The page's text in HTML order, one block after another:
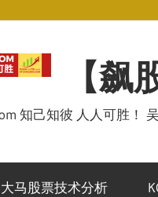
【
知己知彼 人人可胜！
大马股票技术分析